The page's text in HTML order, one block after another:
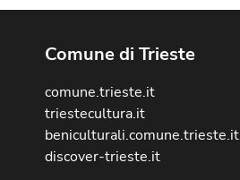
Comune di Trieste
comune.trieste.it
triestecultura.it
beniculturali.comune.trieste.it
discover-trieste.it